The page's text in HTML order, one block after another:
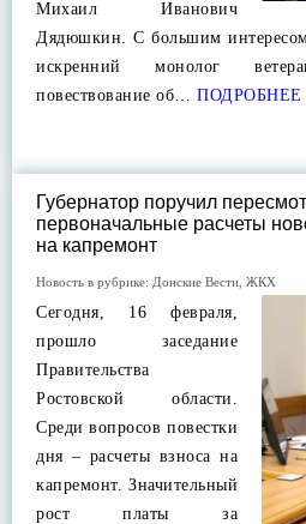
Михаил Иванович
Дядюшкин. С большим
искренний монолог
повествование об… ПОДРОБНЕЕ
Губернатор поручил
первоначальные расчеты
на капремонт
Новость в рубрике: Донские Вести ЖКХ
Сегодня, 16 февраля,
прошло заседание
Правительства
Ростовской области.
Среди вопросов повестки
дня – расчеты взноса на
капремонт. Значительный
рост платы за